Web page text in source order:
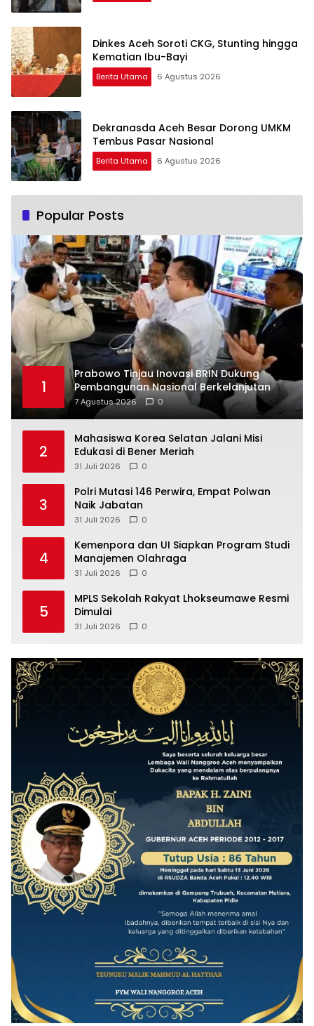
Dinkes Aceh Soroti CKG, Stunting hingga
Kematian Ibu-Bayi
Berita Utama 6 Agustus 2026
Dekranasda Aceh Besar Dorong UMKM
Tembus Pasar Nasional
Berita Utama 6 Agustus 2026
Popular Posts
1
Prabowo Tinjau Inovasi BRIN Dukung
Pembangunan Nasional Berkelanjutan
7 Agustus 2026 0
2
Mahasiswa Korea Selatan Jalani Misi
Edukasi di Bener Meriah
31 Juli 2026 0
3
Polri Mutasi 146 Perwira, Empat Polwan
Naik Jabatan
31 Juli 2026 0
4
Kemenpora dan UI Siapkan Program Studi
Manajemen Olahraga
31 Juli 2026 0
5
MPLS Sekolah Rakyat Lhokseumawe Resmi
Dimulai
31 Juli 2026 0